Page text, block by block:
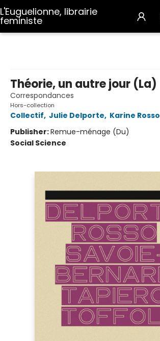
L'Euguelionne, librairie
feministe
Théorie, un autre jour (La)
Correspondances
Hors-collection
Collectif, Julie Delporte, Karine Rosso
Publisher:Remue-ménage (Du)
Social Science